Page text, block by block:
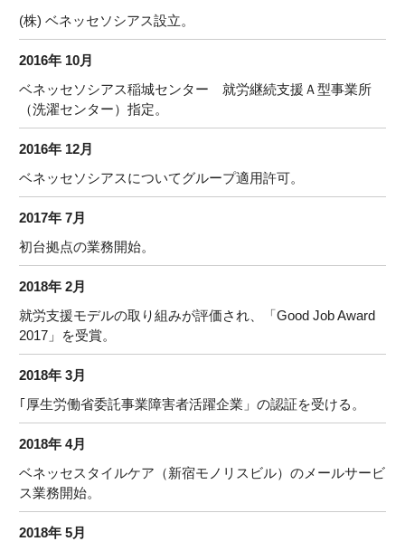
(株) ベネッセソシアス設立。
2016年 10月
ベネッセソシアス稲城センター 就労継続支援Ａ型事業所
（洗濯センター）指定。
2016年 12月
ベネッセソシアスについてグループ適用許可。
2017年 7月
初台拠点の業務開始。
2018年 2月
就労支援モデルの取り組みが評価され、「Good Job Award
2017」を受賞。
2018年 3月
｢厚生労働省委託事業障害者活躍企業」の認証を受ける。
2018年 4月
ベネッセスタイルケア（新宿モノリスビル）のメールサービ
ス業務開始。
2018年 5月